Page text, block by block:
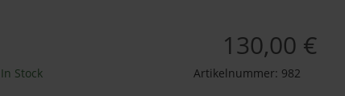
130,00 €
In Stock Artikelnummer: 982